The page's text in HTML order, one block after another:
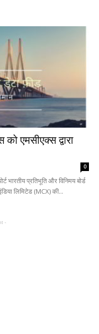
एमसीएक्स द्वारा
0
भारतीय प्रतिभूति और विनिमय बोर्ड
लिमिटेड (MCX) की...
-